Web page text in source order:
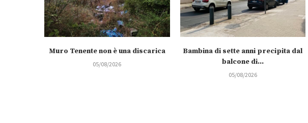
Muro Tenente non è una discarica
05/08/2026
Bambina di sette anni precipita dal
balcone di...
05/08/2026